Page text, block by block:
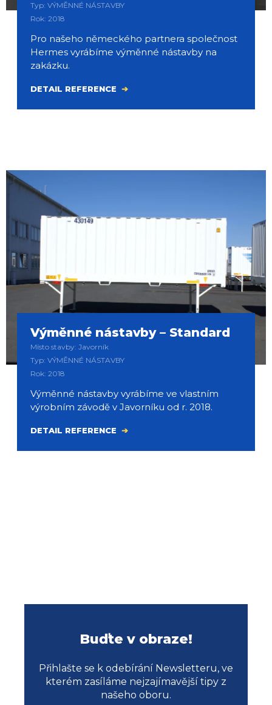
Typ: VÝMĚNNÉ NÁSTAVBY
Rok: 2018
Pro našeho německého partnera společnost
Hermes vyrábíme výměnné nástavby na
zakázku.
DETAIL REFERENCE
Výměnné nástavby – Standard
Místo stavby: Javorník
Typ: VÝMĚNNÉ NÁSTAVBY
Rok: 2018
Výměnné nástavby vyrábíme ve vlastním
výrobním závodě v Javorníku od r. 2018.
DETAIL REFERENCE
Buďte v obraze!
Přihlašte se k odebírání Newsletteru, ve
kterém zasíláme nejzajímavější tipy z
našeho oboru.